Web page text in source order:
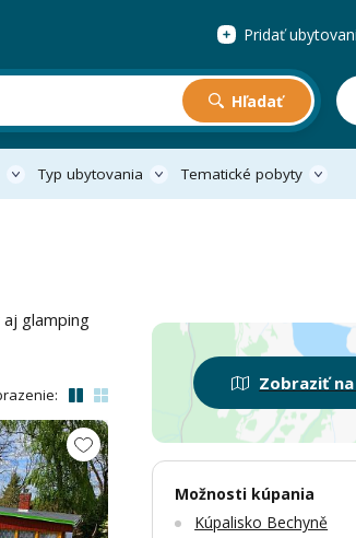
Hľadať
Pridať
Typ ubytovania Tematické pobyty
glamping
Zobraziť
Možnosti kúpania
Kúpalisko Bechyně